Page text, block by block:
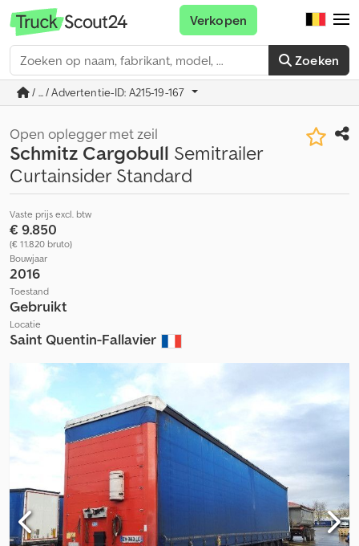
Zoeken
Verkopen
/ ... / Advertentie-ID: A215-19-167
Open oplegger met zeil
Schmitz Cargobull Semitrailer
Curtainsider Standard
Vaste prijs excl. btw
€ 9.850
(€ 11.820 bruto)
Bouwjaar
2016
Toestand
Gebruikt
Locatie
Saint Quentin-Fallavier